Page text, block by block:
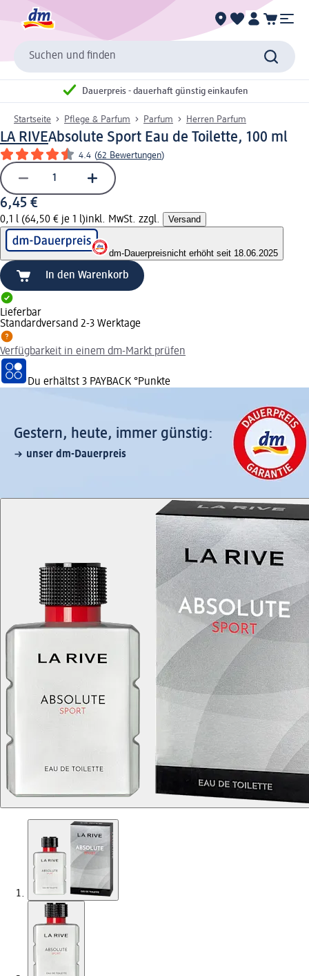
Suchen und finden
Dauerpreis - dauerhaft günstig einkaufen
Startseite Pflege & Parfum Parfum Herren Parfum
LA RIVEAbsolute Sport Eau de Toilette, 100 ml
4.4 (62 Bewertungen)
6,45 €
0,1 l (64,50 € je 1 l)inkl. MwSt. zzgl. Versand
dm-Dauerpreisnicht erhöht seit 18.06.2025
In den Warenkorb
Lieferbar
Standardversand 2-3 Werktage
Verfügbarkeit in einem dm-Markt prüfen
Du erhältst 3 PAYBACK °Punkte
Gestern, heute, immer günstig:
unser dm-Dauerpreis